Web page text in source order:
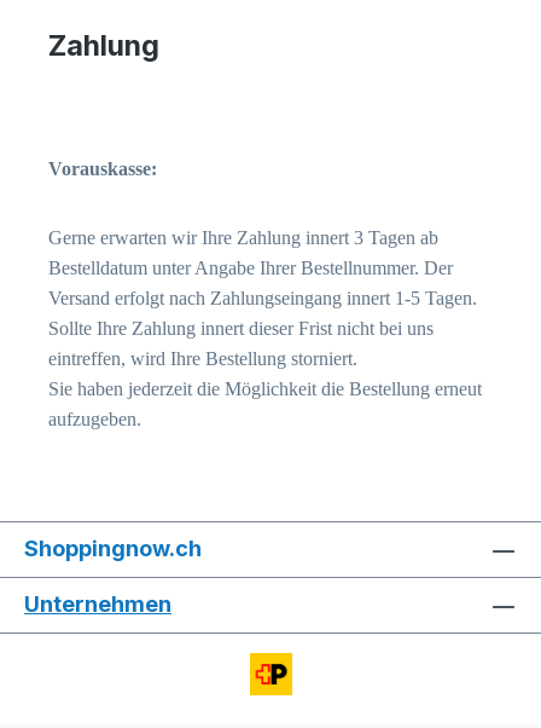
Zahlung
Vorauskasse:
Gerne erwarten wir Ihre Zahlung innert 3 Tagen ab
Bestelldatum unter Angabe Ihrer Bestellnummer. Der
Versand erfolgt nach Zahlungseingang innert 1-5 Tagen.
Sollte Ihre Zahlung innert dieser Frist nicht bei uns
eintreffen, wird Ihre Bestellung storniert.
Sie haben jederzeit die Möglichkeit die Bestellung erneut
aufzugeben.
Shoppingnow.ch
Unternehmen